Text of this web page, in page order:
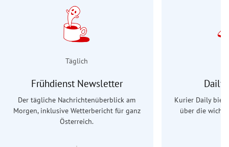
Täglich
Frühdienst Newsletter
Der tägliche Nachrichtenüberblick am
Morgen, inklusive Wetterbericht für ganz
Österreich.
Daily
Kurier Daily
über die